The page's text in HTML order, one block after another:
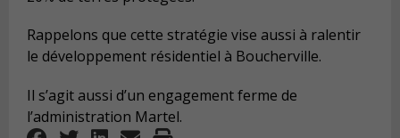
Rappelons que cette stratégie vise aussi à ralentir
le développement résidentiel à Boucherville.
Il s’agit aussi d’un engagement ferme de
l’administration Martel.